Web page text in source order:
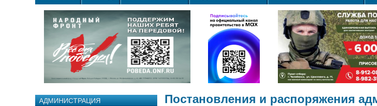
АДМИНИСТРАЦИЯ Постановления и распоряжения